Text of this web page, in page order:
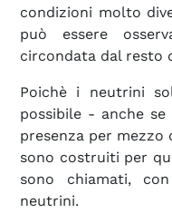
condizioni molto
può essere
circondata dal resto
Poichè i neutrini
possibile - anche
presenza per
sono costruiti per
sono chiamati,
neutrini.